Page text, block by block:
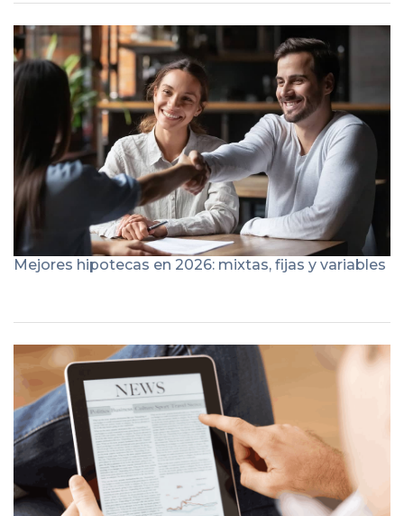
Mejores hipotecas en 2026: mixtas, fijas y variables